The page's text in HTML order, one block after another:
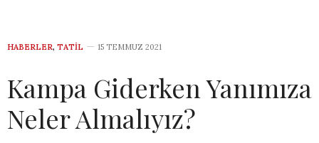
HABERLER, TATIL 15 TEMMUZ 2021
Kampa Giderken Yanımıza
Neler Almalıyız?